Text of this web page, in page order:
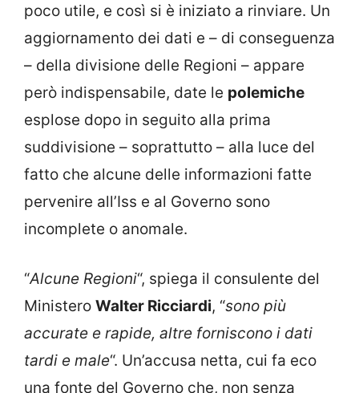
poco utile, e così si è iniziato a rinviare. Un
aggiornamento dei dati e – di conseguenza
– della divisione delle Regioni – appare
però indispensabile, date le polemiche
esplose dopo in seguito alla prima
suddivisione – soprattutto – alla luce del
fatto che alcune delle informazioni fatte
pervenire all’Iss e al Governo sono
incomplete o anomale.
“Alcune Regioni“, spiega il consulente del
Ministero Walter Ricciardi, “sono più
accurate e rapide, altre forniscono i dati
tardi e male“. Un’accusa netta, cui fa eco
una fonte del Governo che, non senza